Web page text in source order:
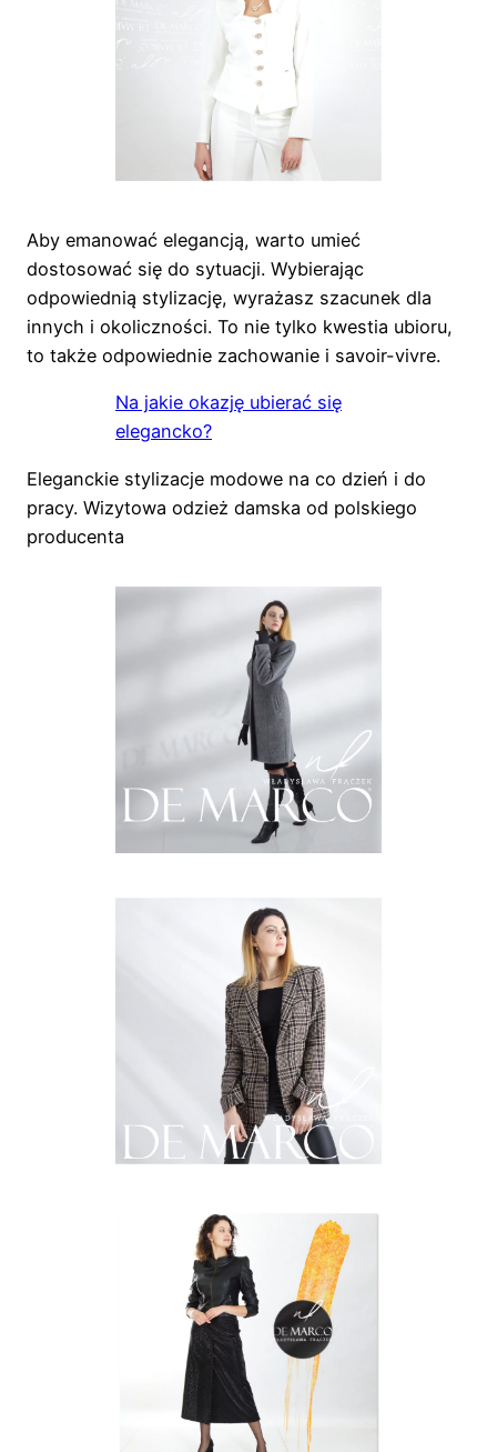
Aby emanować elegancją, warto umieć
dostosować się do sytuacji. Wybierając
odpowiednią stylizację, wyrażasz szacunek dla
innych i okoliczności. To nie tylko kwestia ubioru,
to także odpowiednie zachowanie i savoir-vivre.
Na jakie okazję ubierać się
elegancko?
Eleganckie stylizacje modowe na co dzień i do
pracy. Wizytowa odzież damska od polskiego
producenta